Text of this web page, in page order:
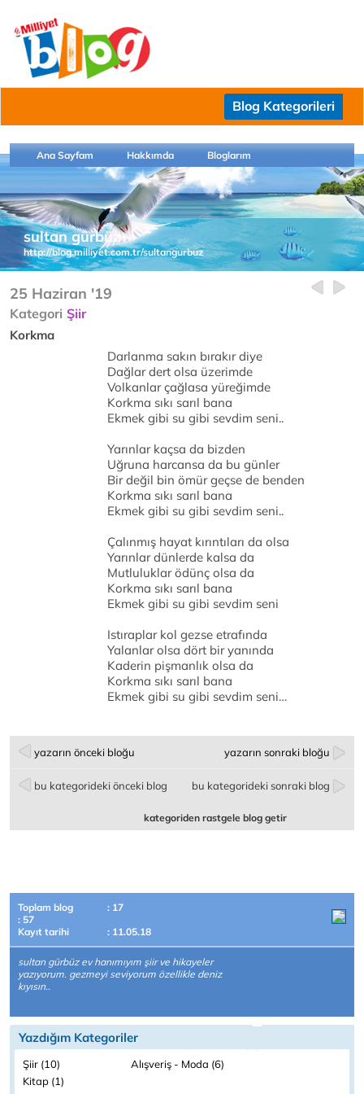
Blog Kategorileri
Ana Sayfam Hakkımda Bloglarım
sultan gürbüz
http://blog.milliyet.com.tr/sultangurbuz
25 Haziran '19
Kategori Şiir
Korkma
Darlanma sakın bırakır diye
Dağlar dert olsa üzerimde
Volkanlar çağlasa yüreğimde
Korkma sıkı sarıl bana
Ekmek gibi su gibi sevdim seni..
Yarınlar kaçsa da bizden
Uğruna harcansa da bu günler
Bir değil bin ömür geçse de benden
Korkma sıkı sarıl bana
Ekmek gibi su gibi sevdim seni..
Çalınmış hayat kırıntıları da olsa
Yarınlar dünlerde kalsa da
Mutluluklar ödünç olsa da
Korkma sıkı sarıl bana
Ekmek gibi su gibi sevdim seni
Istıraplar kol gezse etrafında
Yalanlar olsa dört bir yanında
Kaderin pişmanlık olsa da
Korkma sıkı sarıl bana
Ekmek gibi su gibi sevdim seni…
yazarın önceki bloğu yazarın sonraki bloğu
bu kategorideki önceki blog bu kategorideki sonraki blog
kategoriden rastgele blog getir
Toplam blog
: 17
: 57
Kayıt tarihi
: 11.05.18
sultan gürbüz ev hanımıyım şiir ve hikayeler
yazıyorum. gezmeyi seviyorum özellikle deniz
kıyısın..
Yazdığım Kategoriler
Şiir (10)
Alışveriş - Moda (6)
Kitap (1)